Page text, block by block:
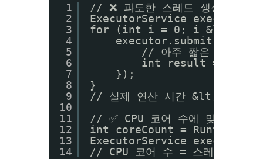
1
2
3
4
5
6
7
8
9
10
11
12
13
14
// ❌ 과도한 스레드 생성 — 컨텍
ExecutorService executor =
for (int i = 0; i &lt;
executor.submit(() ->
// 아주 짧은 작업 (수
int result =
});
}
// 실제 연산 시간 &lt; 컨텍스
// ✅ CPU 코어 수에 맞는 스레
int coreCount =
ExecutorService executor =
// CPU 코어 수 = 스레드 수 →